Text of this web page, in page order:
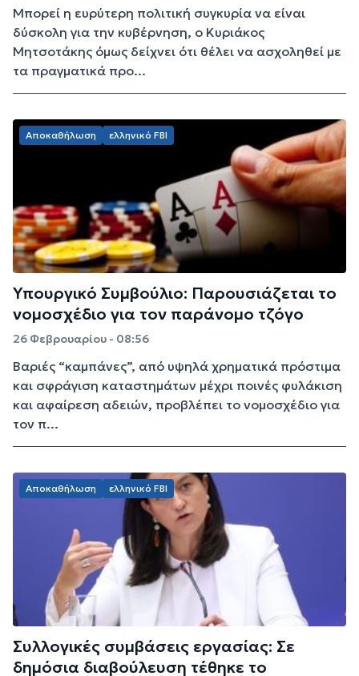
Μπορεί η ευρύτερη πολιτική συγκυρία να είναι
δύσκολη για την κυβέρνηση, ο Κυριάκος
Μητσοτάκης όμως δείχνει ότι θέλει να ασχοληθεί με
τα πραγματικά προ...
Αποκαθήλωση ελληνικό FBI
Υπουργικό Συμβούλιο: Παρουσιάζεται το
νομοσχέδιο για τον παράνομο τζόγο
26 Φεβρουαρίου - 08:56
Βαριές “καμπάνες”, από υψηλά χρηματικά πρόστιμα
και σφράγιση καταστημάτων μέχρι ποινές φυλάκιση
και αφαίρεση αδειών, προβλέπει το νομοσχέδιο για
τον π...
Αποκαθήλωση ελληνικό FBI
Συλλογικές συμβάσεις εργασίας: Σε
δημόσια διαβούλευση τέθηκε το